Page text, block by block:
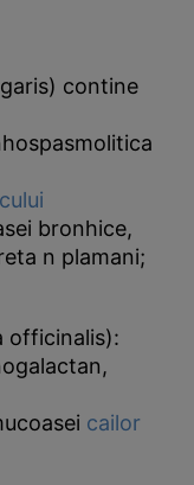
contine
bronhice,
n plamani;
officinalis):
cailor